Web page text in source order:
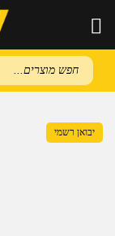
Products
search
יבואן רשמי